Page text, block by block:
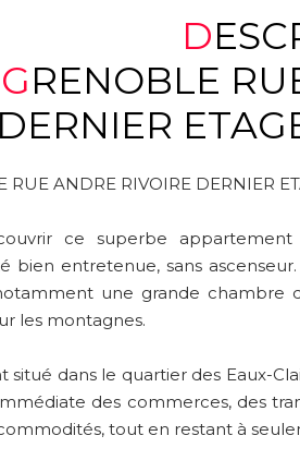
GRENOBLE RUE ANDRE RIVOIRE
DERNIER
RUE ANDRE RIVOIRE DERNIER
ce superbe
bien entretenue, sans
une grande chambre
les montagnes.
situé dans le quartier des Eaux-
des commerces, des
tout en restant à